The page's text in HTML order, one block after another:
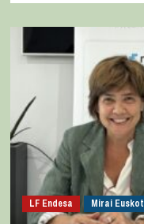
LF Endesa Mirai